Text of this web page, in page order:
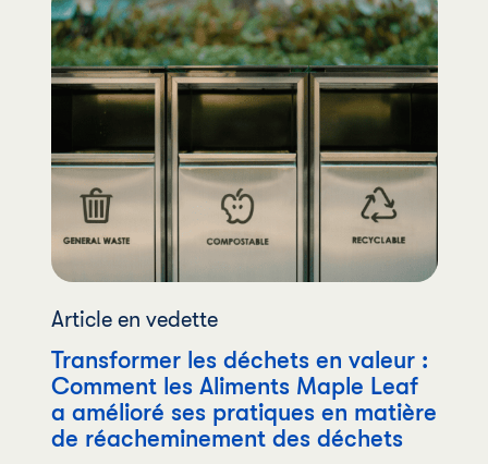
Article en vedette
Transformer les déchets en valeur :
Comment les Aliments Maple Leaf
a amélioré ses pratiques en matière
de réacheminement des déchets